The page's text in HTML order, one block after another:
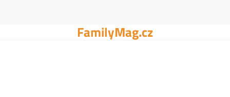
FamilyMag.cz